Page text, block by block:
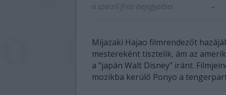
a szerző friss bejegyzései
Mijazaki Hajao filmrendezőt
mestereként tisztelik, ám az
a "japán Walt Disney" iránt.
mozikba kerülő Ponyo a